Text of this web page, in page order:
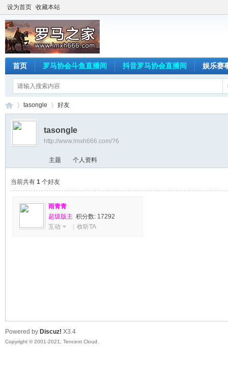
设为首页 收藏本站
首页 罗马协会斗鱼直播间 抖音罗马协会直播间 娱乐赛
›
tasongle 好友
tasongle
http://www.lmxh666.com/?6
主题 个人资料
当前共有 1 个好友
雨青青
超级版主 积分数: 17292
互动
收听TA
Powered by Discuz! X3.4
Copyright © 2001-2021, Tencent Cloud.